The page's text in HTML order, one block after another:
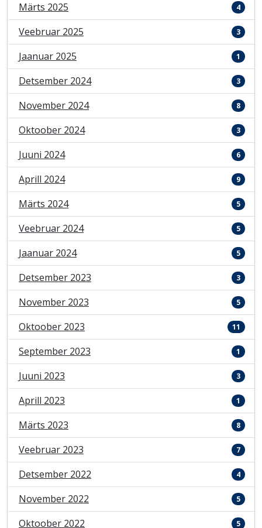
Märts 2025 4
Veebruar 2025 3
Jaanuar 2025 1
Detsember 2024 3
November 2024 8
Oktoober 2024 3
Juuni 2024 6
Aprill 2024 9
Märts 2024 5
Veebruar 2024 5
Jaanuar 2024 5
Detsember 2023 3
November 2023 5
Oktoober 2023 11
September 2023 1
Juuni 2023 3
Aprill 2023 1
Märts 2023 8
Veebruar 2023 7
Detsember 2022 4
November 2022 5
Oktoober 2022 5